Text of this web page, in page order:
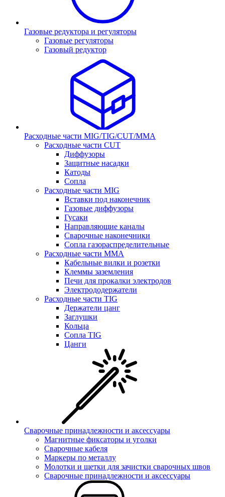
Газовые редуктора и регуляторы
Газовые регуляторы
Газовый редуктор
Расходные части MIG/TIG/CUT/MMA
Расходные части CUT
Диффузоры
Защитные насадки
Катоды
Сопла
Расходные части MIG
Вставки под наконечник
Газовые диффузоры
Гусаки
Направляющие каналы
Сварочные наконечники
Сопла газораспределительные
Расходные части MMA
Кабельные вилки и розетки
Клеммы заземления
Печи для прокалки электродов
Электрододержатели
Расходные части TIG
Держатели цанг
Заглушки
Кольца
Сопла TIG
Цанги
Сварочные принадлежности и аксессуары
Магнитные фиксаторы и уголки
Сварочные кабеля
Маркеры по металлу
Молотки и щетки для зачистки сварочных швов
Сварочные принадлежности и аксессуары